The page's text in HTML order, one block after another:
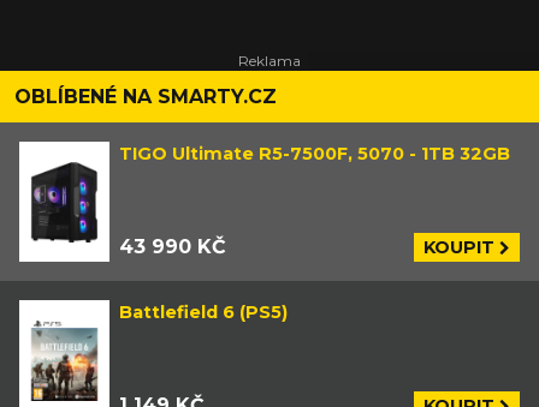
OBLÍBENÉ NA SMARTY.CZ
TIGO Ultimate R5-7500F, 5070 - 1TB 32GB
43 990 KČ KOUPIT
Battlefield 6 (PS5)